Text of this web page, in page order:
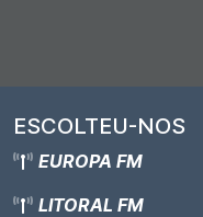
ESCOLTEU-NOS
EUROPA FM
LITORAL FM